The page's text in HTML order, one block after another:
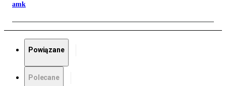
amk
Powiązane
Polecane